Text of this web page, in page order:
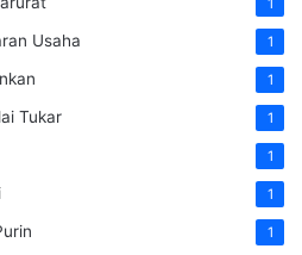
1
Usaha 1
1
Tukar 1
1
1
1